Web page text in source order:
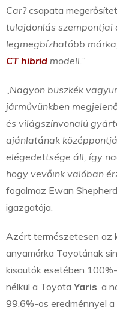
Car?csapata
tulajdonlás szempontjai
legmegbízhatóbb
CT hibrid modell.”
„Nagyon büszkék
járművünkben
és világszínvonalú
ajánlatának
elégedettsége áll, így
hogy vevőink valóban
fogalmaz Ewan
igazgatója.
Azért természetesen az
anyamárka Toyotának
kisautók esetében
nélkül a ToyotaYaris , a
99,6%-os eredménnyel